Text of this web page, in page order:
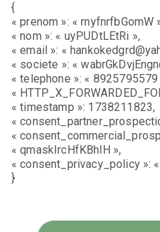
{
« prenom »: « rnyfnrfbGomW
« nom »: « uyPUDtLEtRi »,
« email »: «
« societe »: «
« telephone »: « 8925795579
«
« timestamp »: 1738211823,
«
«
« qmaskIrcHfKBhlH »,
« consent_privacy_policy »:
}